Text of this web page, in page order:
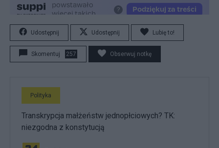
Udostępnij Udostępnij Lubię to!
Skomentuj 257 Obserwuj notkę
Polityka
Transkrypcja małżeństw jednopłciowych? TK:
niezgodna z konstytucją